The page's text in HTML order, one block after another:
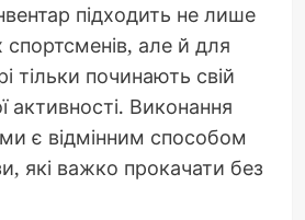
підходить не лише
спортсменів, але й для
тільки починають свій
активності. Виконання
є відмінним способом
які важко прокачати без